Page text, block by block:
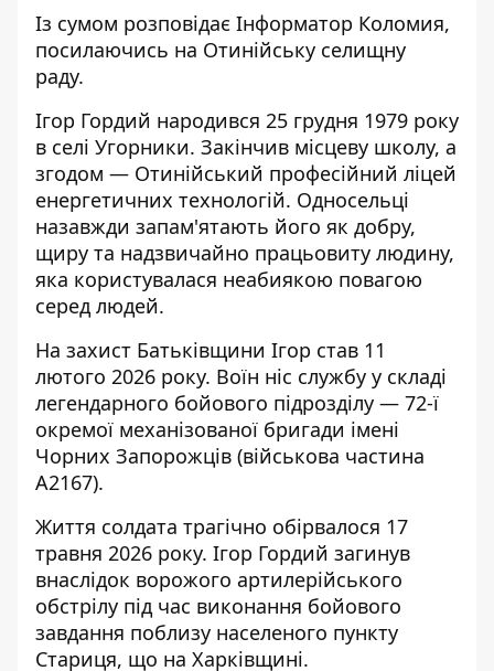
Із сумом розповідає Інформатор Коломия,
посилаючись на Отинійську селищну
раду.
Ігор Гордий народився 25 грудня 1979 року
в селі Угорники. Закінчив місцеву школу, а
згодом — Отинійський професійний ліцей
енергетичних технологій. Односельці
назавжди запам'ятають його як добру,
щиру та надзвичайно працьовиту людину,
яка користувалася неабиякою повагою
серед людей.
На захист Батьківщини Ігор став 11
лютого 2026 року. Воїн ніс службу у складі
легендарного бойового підрозділу — 72-ї
окремої механізованої бригади імені
Чорних Запорожців (військова частина
А2167).
Життя солдата трагічно обірвалося 17
травня 2026 року. Ігор Гордий загинув
внаслідок ворожого артилерійського
обстрілу під час виконання бойового
завдання поблизу населеного пункту
Стариця, що на Харківщині.